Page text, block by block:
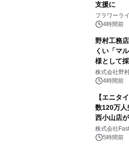
支援に
フラワーラ
4時間前
野村工務
くい「マ
様として
こだわる」
株式会社野
4時間前
【エニタ
数120万人
西小山店
株式会社
5時間前